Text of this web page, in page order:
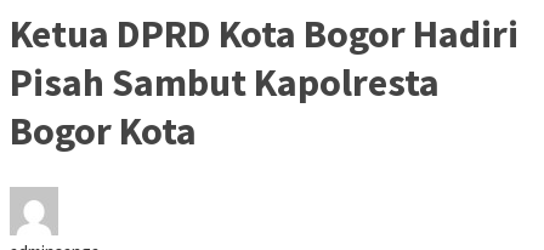
Ketua DPRD Kota Bogor Hadiri
Pisah Sambut Kapolresta
Bogor Kota